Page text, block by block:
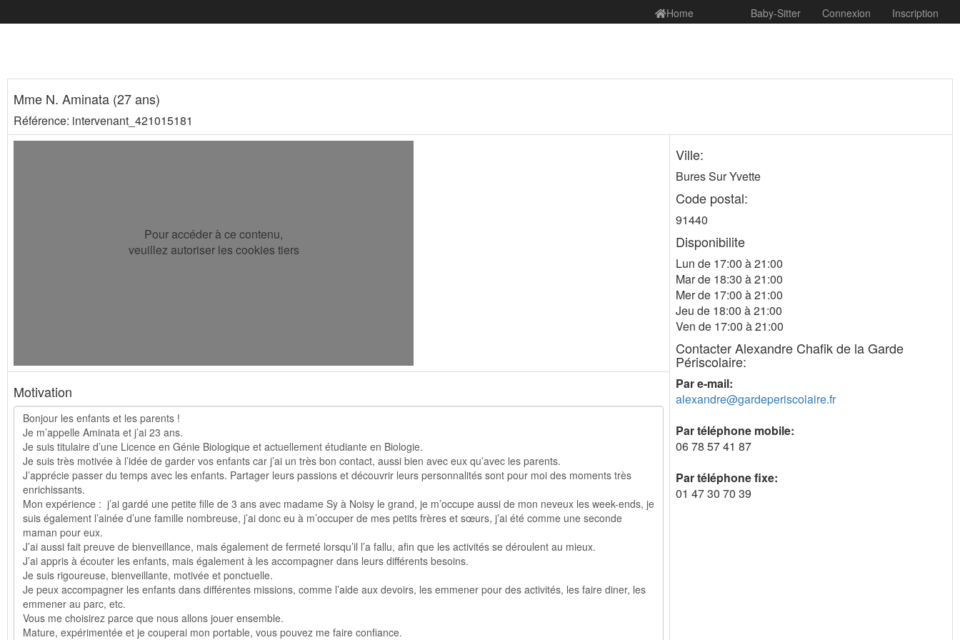
Home Baby-Sitter Connexion Inscription
Mme N. Aminata (27 ans)
Référence: intervenant_421015181
Pour accéder à ce contenu,
veuillez autoriser les cookies tiers
Ville:
Bures Sur Yvette
Code postal:
91440
Disponibilite
Lun de 17:00 à 21:00
Mar de 18:30 à 21:00
Mer de 17:00 à 21:00
Jeu de 18:00 à 21:00
Ven de 17:00 à 21:00
Contacter Alexandre Chafik de la Garde
Périscolaire:
Par e-mail:
alexandre@gardeperiscolaire.fr
Par téléphone mobile:
06 78 57 41 87
Par téléphone fixe:
01 47 30 70 39
Motivation